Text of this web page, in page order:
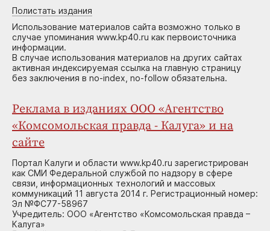
Полистать издания
Использование материалов сайта возможно только в
случае упоминания www.kp40.ru как первоисточника
информации.
В случае использования материалов на других сайтах
активная индексируемая ссылка на главную страницу
без заключения в no-index, no-follow обязательна.
Реклама в изданиях ООО «Агентство
«Комсомольская правда - Калуга» и на
сайте
Портал Калуги и области www.kp40.ru зарегистрирован
как СМИ Федеральной службой по надзору в сфере
связи, информационных технологий и массовых
коммуникаций 11 августа 2014 г. Регистрационный номер:
Эл №ФС77-58967
Учредитель: ООО «Агентство «Комсомольская правда –
Калуга»